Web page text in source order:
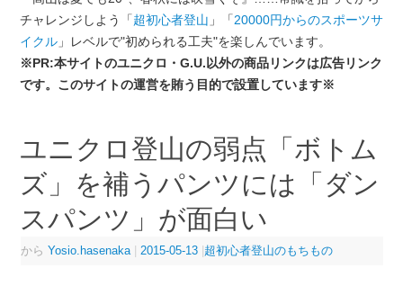
チャレンジしよう「超初心者登山 」「20000円からのスポーツサ
イクル」レベルで"初められる工夫"を楽しんでいます。
※PR:本サイトのユニクロ・G.U.以外の商品リンクは広告リンク
です。このサイトの運営を賄う目的で設置しています※
ユニクロ登山の弱点「ボトム
ズ」を補うパンツには「ダン
スパンツ」が面白い
から Yosio.hasenaka 2015-05-13 超初心者登山のもちもの